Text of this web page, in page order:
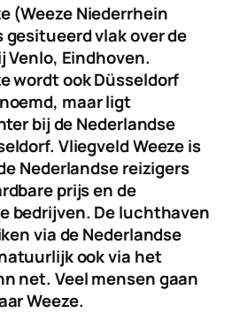
(Weeze Niederrhein
vlak over de
Venlo, Eindhoven.
wordt ook Düsseldorf
maar ligt
bij de Nederlandse
Vliegveld Weeze is
Nederlandse reizigers
prijs en de
bedrijven. De luchthaven
via de Nederlandse
ook via het
net. Veel mensen gaan
Weeze.